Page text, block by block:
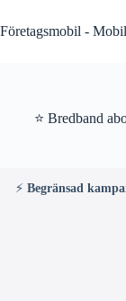
to
content
Företagsmobil -
⭐ Bredband
⚡ Begränsad